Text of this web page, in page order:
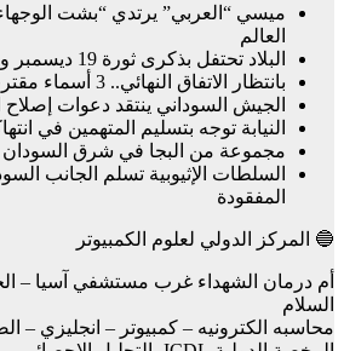
ميسي “العربي” يرتدي “بشت
العالم
البلاد تحتفل بذكرى ثورة 19 ديسمبر وعطلة في أنحاء السودان
بانتظار الاتفاق النهائي.. 3 أسماء مقترحة لحكومة السودان
الجيش السوداني ينتقد دعوات
النيابة توجه بتسليم المتهمين في انتهاكات
مجموعة من البجا في شرق السودان
المفقودة
🔵 المركز الدولي لعلوم الكمبيوتر
أم درمان الشهداء غرب مستشفي آسيا –
السلام
محاسبه الكترونيه – كمبيوتر – انجليزي –